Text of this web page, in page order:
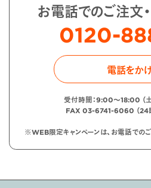
お電話でのご注文
0120-
電話をか
受付時間：9:00〜18:00 （土
FAX 03-6741-6060 （24
※WEB限定キャンペーンは、お電話での